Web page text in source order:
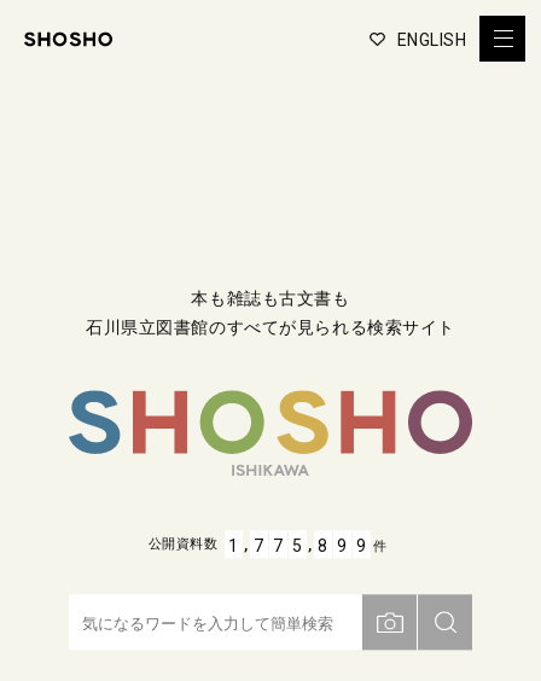
ENGLISH
本も雑誌も古文書も
石川県立図書館のすべてが見られる検索サイト
公開資料数 1 , 7 7 5 , 8 9 9 件